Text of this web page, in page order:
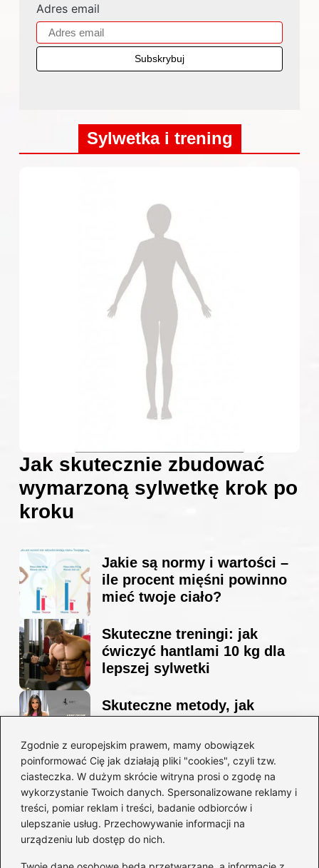
Zgodnie z europejskim prawem, mamy obowiązek
poinformować Cię jak działają pliki "cookies", czyli tzw.
ciasteczka. W dużym skrócie witryna prosi o zgodę na
wykorzystanie Twoich danych. Spersonalizowane reklamy i
treści, pomiar reklam i treści, badanie odbiorców i
ulepszanie usług. Przechowywanie informacji na
urządzeniu lub dostęp do nich.
Adres email
Sylwetka i trening
Jak skutecznie zbudować
wymarzoną sylwetkę krok po
kroku
Jakie są normy i wartości –
ile procent mięśni powinno
mieć twoje ciało?
Skuteczne treningi: jak
ćwiczyć hantlami 10 kg dla
lepszej sylwetki
Skuteczne metody, jak
sylwetkę w zaledwie 90 dni
Idealny garnitur: jak dobrać
go do swojej sylwetki?
Kategorie